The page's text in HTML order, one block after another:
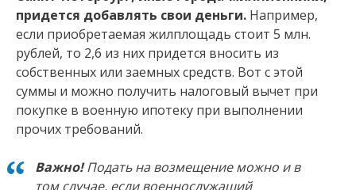
придется добавлять свои деньги. Например,
если приобретаемая жилплощадь стоит 5 млн.
рублей, то 2,6 из них придется вносить из
собственных или заемных средств. Вот с этой
суммы и можно получить налоговый вычет при
покупке в военную ипотеку при выполнении
прочих требований.
Важно!Подать на возмещение можно и в
том случае, если военнослужащий